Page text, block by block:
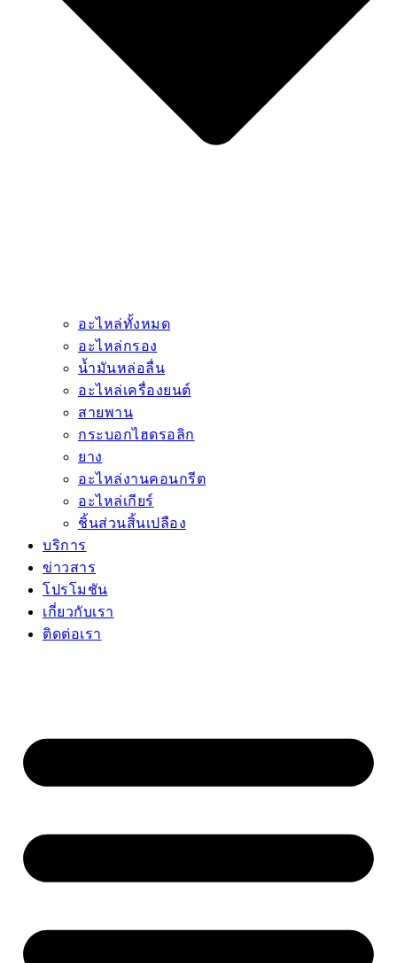
อะไหล่ทั้งหมด
อะไหล่กรอง
น้ำมันหล่อลื่น
อะไหล่เครื่องยนต์
สายพาน
กระบอกไฮดรอลิก
ยาง
อะไหล่งานคอนกรีต
อะไหล่เกียร์
ชิ้นส่วนสิ้นเปลือง
บริการ
ข่าวสาร
โปรโมชัน
เกี่ยวกับเรา
ติดต่อเรา